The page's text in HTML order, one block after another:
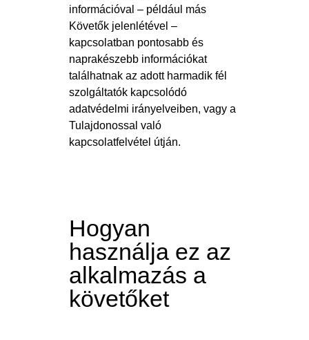
információval – például más
Követők jelenlétével –
kapcsolatban pontosabb és
naprakészebb információkat
találhatnak az adott harmadik fél
szolgáltatók kapcsolódó
adatvédelmi irányelveiben, vagy a
Tulajdonossal való
kapcsolatfelvétel útján.
Hogyan
használja ez az
alkalmazás a
követőket